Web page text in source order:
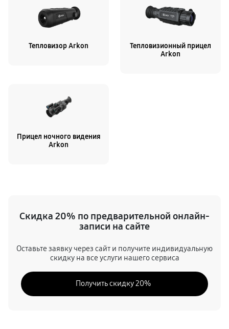
Тепловизор Arkon
Тепловизионный прицел
Arkon
Прицел ночного видения
Arkon
Скидка 20% по предварительной онлайн-
записи на сайте
Оставьте заявку через сайт и получите индивидуальную
скидку на все услуги нашего сервиса
Получить скидку 20%